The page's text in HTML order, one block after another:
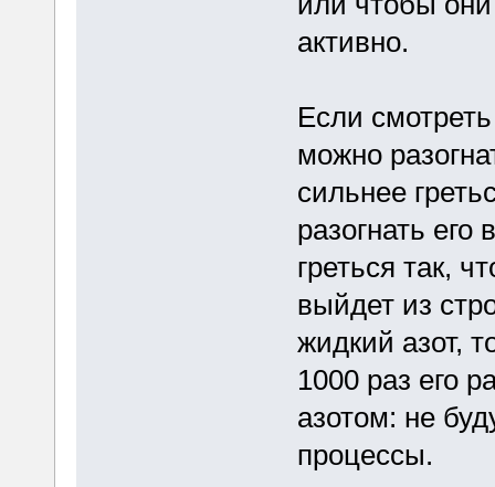
активно.
Если
можно
сильнее
разогнать его
греться так,
выйдет из
жидкий азот,
1000 раз его
азотом: не
процессы.